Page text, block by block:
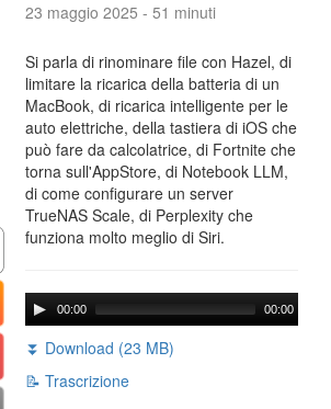
23 maggio 2025 - 51 minuti
Si parla di rinominare file con Hazel, di
limitare la ricarica della batteria di un
MacBook, di ricarica intelligente per le
auto elettriche, della tastiera di iOS che
può fare da calcolatrice, di Fortnite che
torna sull'AppStore, di Notebook LLM,
di come configurare un server
TrueNAS Scale, di Perplexity che
funziona molto meglio di Siri.
00:00 00:00
⏬ Download (23 MB)
📝 Trascrizione